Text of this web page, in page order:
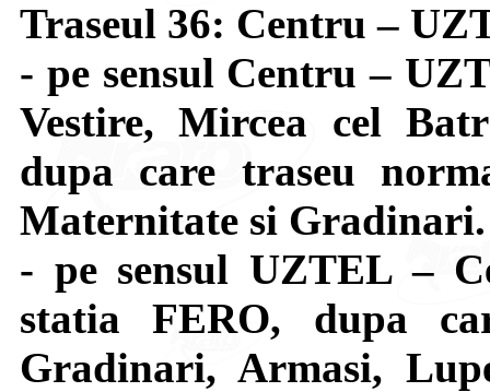
Traseul 36: Centru –
- pe sensul Centru –
Vestire, Mircea cel
dupa care traseu
Maternitate si Gradinari.
- pe sensul UZTEL –
statia FERO, dupa
Gradinari, Armasi,